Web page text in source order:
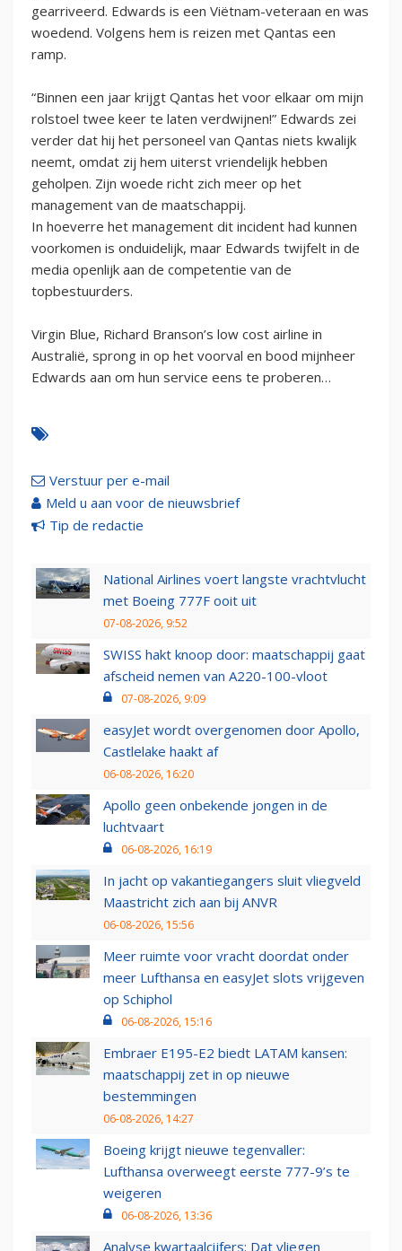
gearriveerd. Edwards is een Viëtnam-veteraan en was
woedend. Volgens hem is reizen met Qantas een
ramp.
“Binnen een jaar krijgt Qantas het voor elkaar om mijn
rolstoel twee keer te laten verdwijnen!” Edwards zei
verder dat hij het personeel van Qantas niets kwalijk
neemt, omdat zij hem uiterst vriendelijk hebben
geholpen. Zijn woede richt zich meer op het
management van de maatschappij.
In hoeverre het management dit incident had kunnen
voorkomen is onduidelijk, maar Edwards twijfelt in de
media openlijk aan de competentie van de
topbestuurders.
Virgin Blue, Richard Branson’s low cost airline in
Australië, sprong in op het voorval en bood mijnheer
Edwards aan om hun service eens te proberen…
Verstuur per e-mail
Meld u aan voor de nieuwsbrief
Tip de redactie
National Airlines voert langste vrachtvlucht
met Boeing 777F ooit uit
07-08-2026, 9:52
SWISS hakt knoop door: maatschappij gaat
afscheid nemen van A220-100-vloot
07-08-2026, 9:09
easyJet wordt overgenomen door Apollo,
Castlelake haakt af
06-08-2026, 16:20
Apollo geen onbekende jongen in de
luchtvaart
06-08-2026, 16:19
In jacht op vakantiegangers sluit vliegveld
Maastricht zich aan bij ANVR
06-08-2026, 15:56
Meer ruimte voor vracht doordat onder
meer Lufthansa en easyJet slots vrijgeven
op Schiphol
06-08-2026, 15:16
Embraer E195-E2 biedt LATAM kansen:
maatschappij zet in op nieuwe
bestemmingen
06-08-2026, 14:27
Boeing krijgt nieuwe tegenvaller:
Lufthansa overweegt eerste 777-9’s te
weigeren
06-08-2026, 13:36
Analyse kwartaalcijfers: Dat vliegen